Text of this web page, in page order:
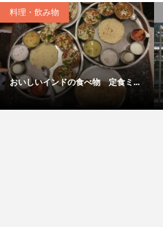
料理・飲み物
おいしいインドの食べ物 定食ミ...